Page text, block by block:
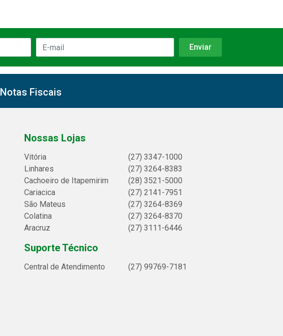
Notas Fiscais
Nossas Lojas
Vitória
(27) 3347-1000
Linhares
(27) 3264-8383
Cachoeiro de Itapemirim
(28) 3521-5000
Cariacica
(27) 2141-7951
São Mateus
(27) 3264-8369
Colatina
(27) 3264-8370
Aracruz
(27) 3111-6446
Suporte Técnico
Central de Atendimento (27) 99769-7181